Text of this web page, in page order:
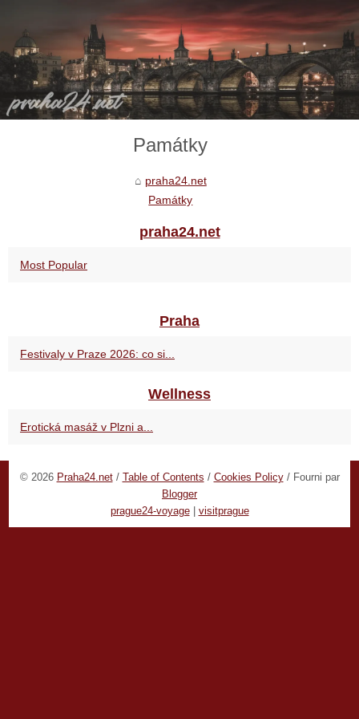
Památky
praha24.net
Památky
praha24.net
Most Popular
Praha
Festivaly v Praze 2026: co si...
Wellness
Erotická masáž v Plzni a...
© 2026 Praha24.net/ Table of Contents / Cookies Policy/ Fourni par
Blogger
prague24-voyage| visitprague